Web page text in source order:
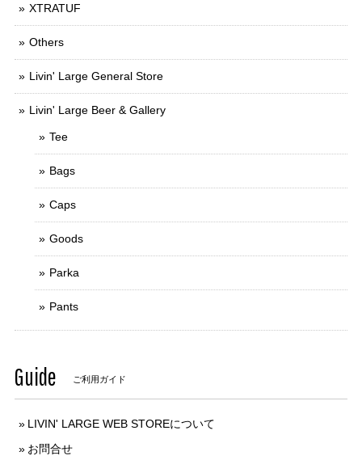
XTRATUF
Others
Livin' Large General Store
Livin' Large Beer & Gallery
Tee
Bags
Caps
Goods
Parka
Pants
Guide ご利用ガイド
LIVIN' LARGE WEB STOREについて
お問合せ